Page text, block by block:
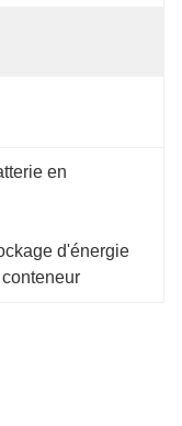
en
d'énergie